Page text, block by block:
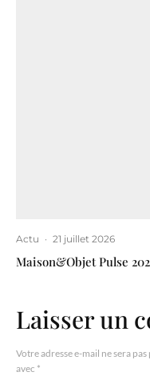
Actu · 21 juillet 2026
Maison&Objet Pulse
Laisser un
Votre adresse e-mail ne sera pas
avec *